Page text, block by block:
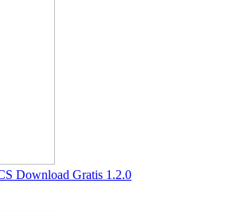
Download Gratis 1.2.0